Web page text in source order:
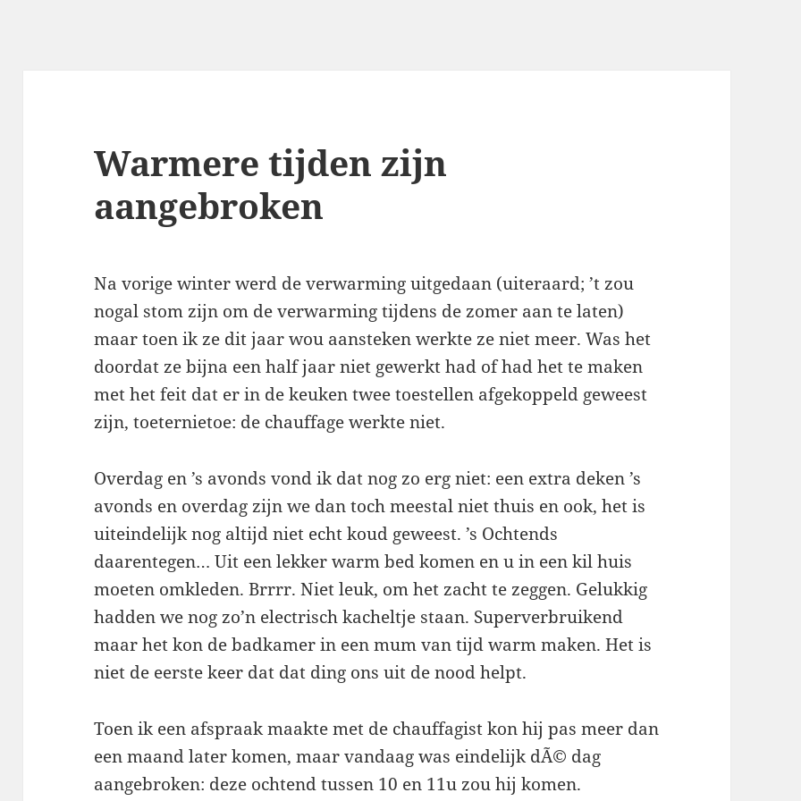
Warmere tijden zijn
aangebroken
Na vorige winter werd de verwarming uitgedaan (uiteraard; ’t zou
nogal stom zijn om de verwarming tijdens de zomer aan te laten)
maar toen ik ze dit jaar wou aansteken werkte ze niet meer. Was het
doordat ze bijna een half jaar niet gewerkt had of had het te maken
met het feit dat er in de keuken twee toestellen afgekoppeld geweest
zijn, toeternietoe: de chauffage werkte niet.
Overdag en ’s avonds vond ik dat nog zo erg niet: een extra deken ’s
avonds en overdag zijn we dan toch meestal niet thuis en ook, het is
uiteindelijk nog altijd niet echt koud geweest. ’s Ochtends
daarentegen… Uit een lekker warm bed komen en u in een kil huis
moeten omkleden. Brrrr. Niet leuk, om het zacht te zeggen. Gelukkig
hadden we nog zo’n electrisch kacheltje staan. Superverbruikend
maar het kon de badkamer in een mum van tijd warm maken. Het is
niet de eerste keer dat dat ding ons uit de nood helpt.
Toen ik een afspraak maakte met de chauffagist kon hij pas meer dan
een maand later komen, maar vandaag was eindelijk dÃ© dag
aangebroken: deze ochtend tussen 10 en 11u zou hij komen.